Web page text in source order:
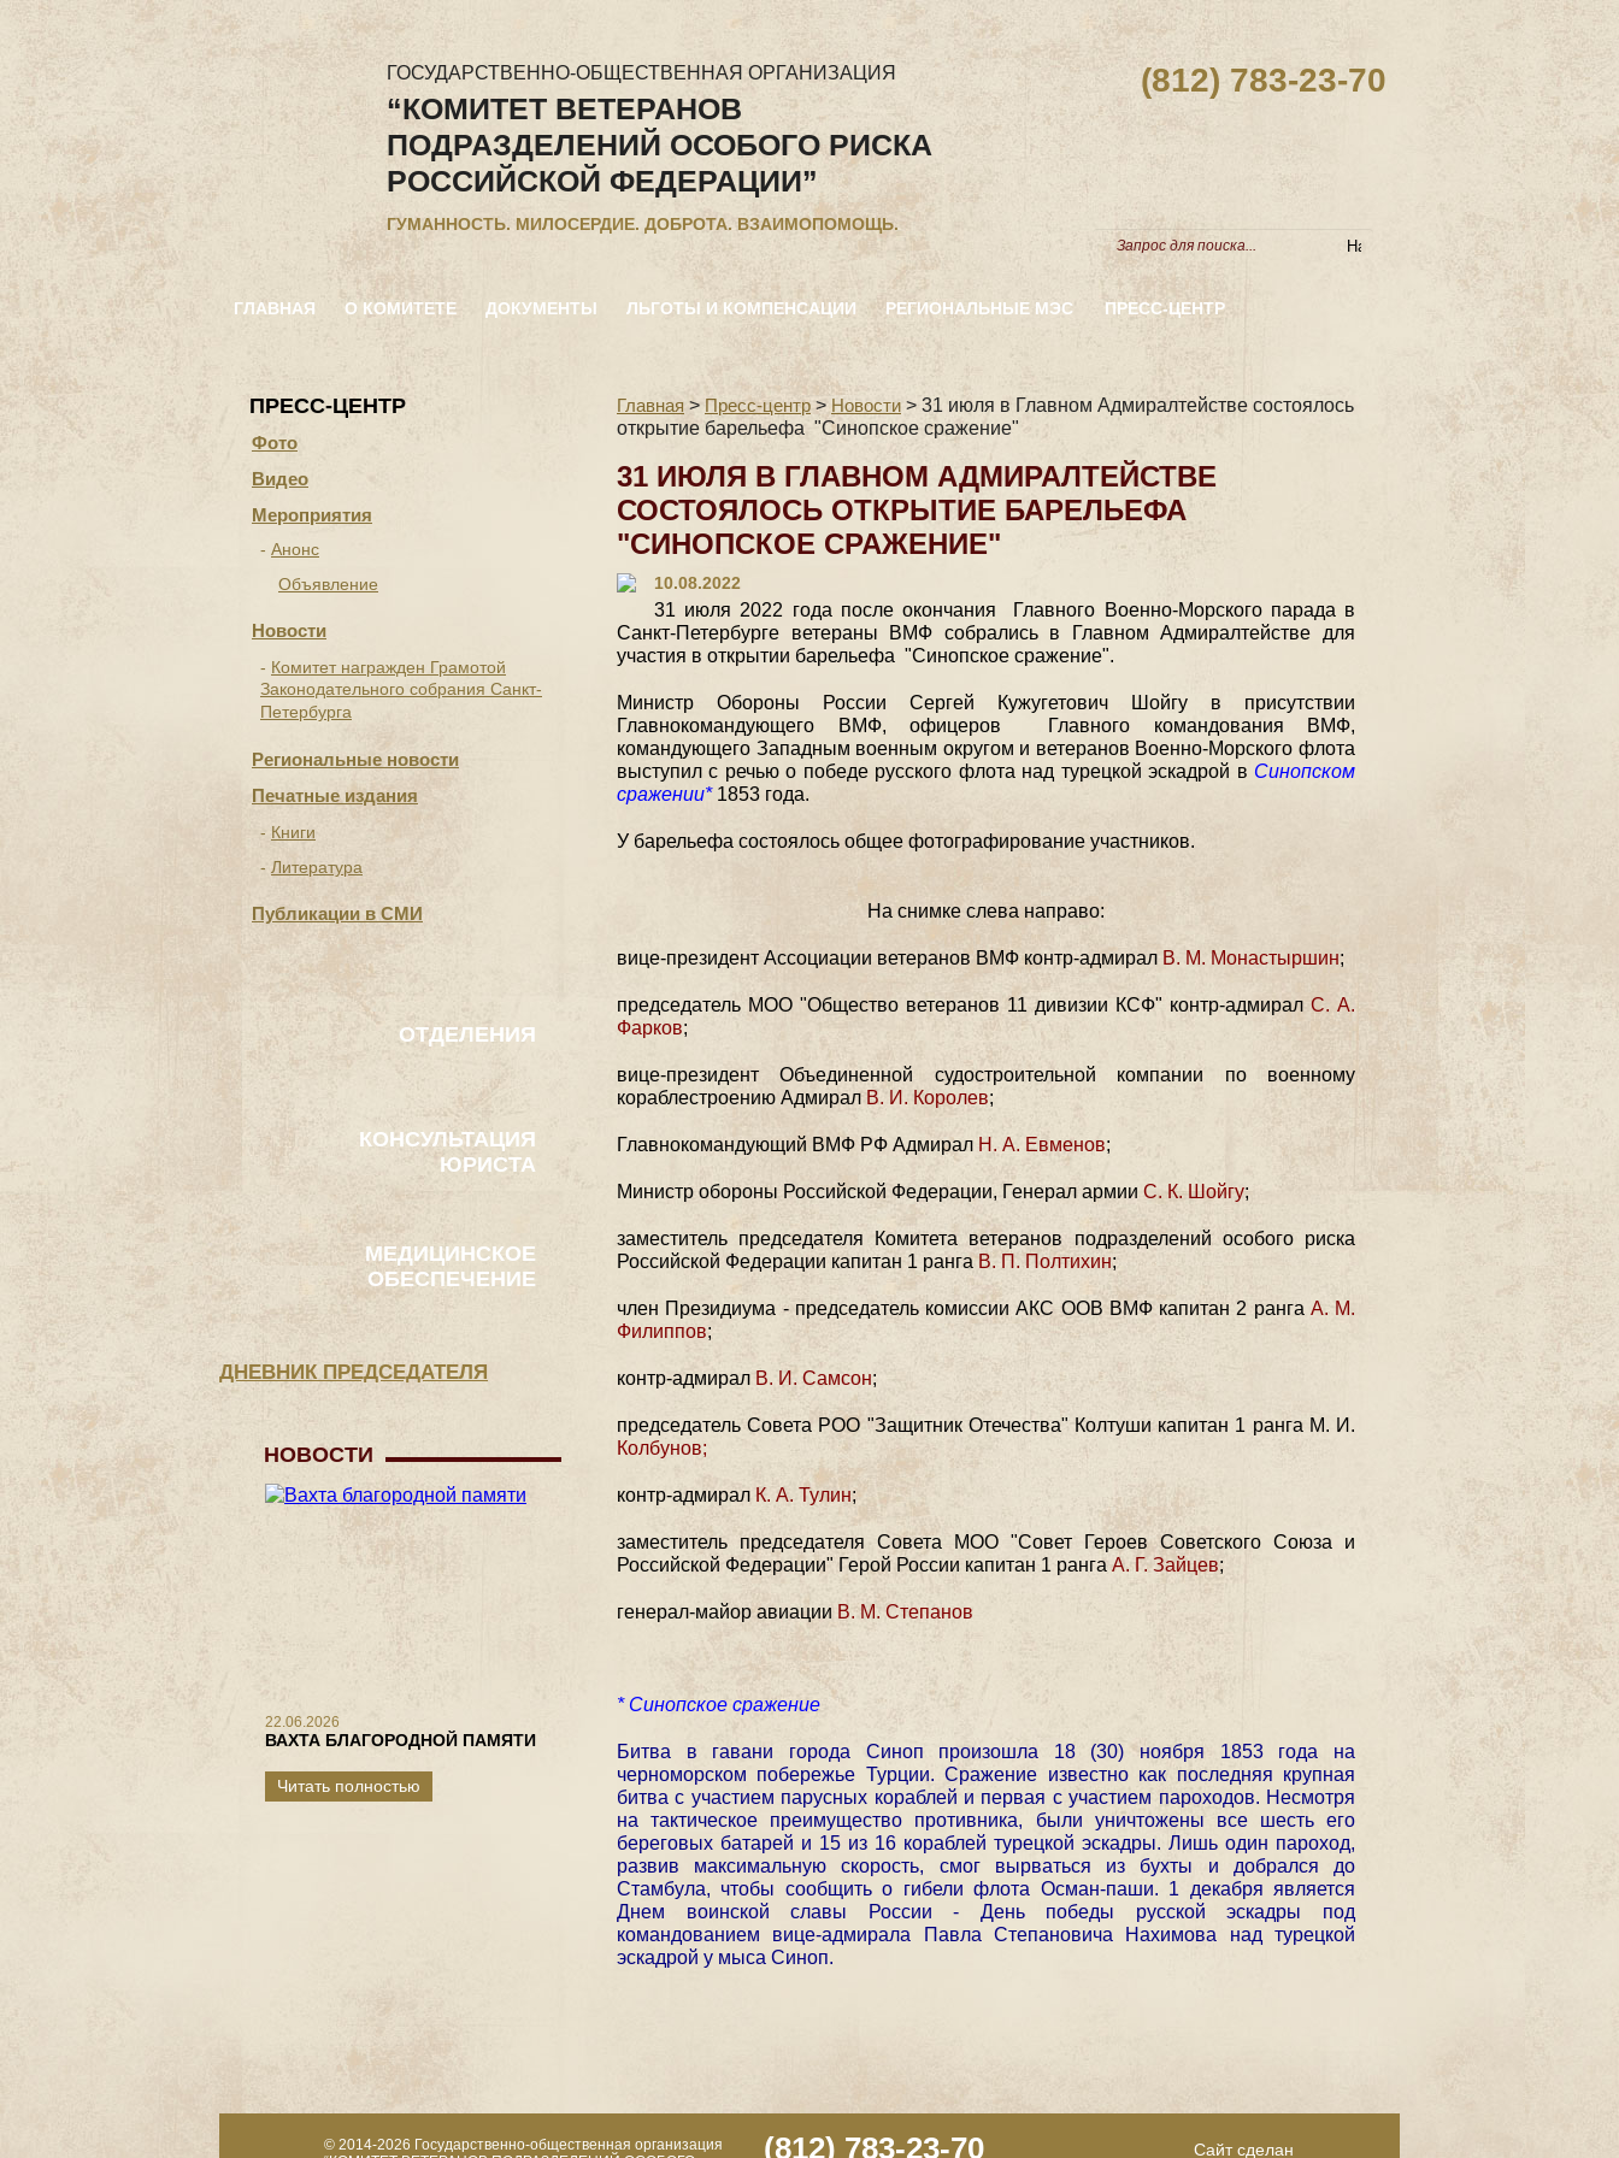
ГОСУДАРСТВЕННО-ОБЩЕСТВЕННАЯ ОРГАНИЗАЦИЯ
“КОМИТЕТ ВЕТЕРАНОВ
ПОДРАЗДЕЛЕНИЙ ОСОБОГО РИСКА
РОССИЙСКОЙ ФЕДЕРАЦИИ”
ГУМАННОСТЬ. МИЛОСЕРДИЕ. ДОБРОТА. ВЗАИМОПОМОЩЬ.
(812) 783-23-70
ГЛАВНАЯ О КОМИТЕТЕ ДОКУМЕНТЫ ЛЬГОТЫ И КОМПЕНСАЦИИ РЕГИОНАЛЬНЫЕ МЭС ПРЕСС-ЦЕНТР
ПРЕСС-ЦЕНТР
Фото
Видео
Мероприятия
Анонс
Объявление
Новости
Комитет награжден Грамотой
Законодательного собрания Санкт-
Петербурга
Региональные новости
Печатные издания
Книги
Литература
Публикации в СМИ
ОТДЕЛЕНИЯ
КОНСУЛЬТАЦИЯ
ЮРИСТА
МЕДИЦИНСКОЕ
ОБЕСПЕЧЕНИЕ
ДНЕВНИК ПРЕДСЕДАТЕЛЯ
НОВОСТИ
22.06.2026
ВАХТА БЛАГОРОДНОЙ ПАМЯТИ
Читать полностью
Главная > Пресс-центр > Новости > 31 июля в Главном Адмиралтействе состоялось
открытие барельефа "Синопское сражение"
31 ИЮЛЯ В ГЛАВНОМ АДМИРАЛТЕЙСТВЕ
СОСТОЯЛОСЬ ОТКРЫТИЕ БАРЕЛЬЕФА
"СИНОПСКОЕ СРАЖЕНИЕ"
10.08.2022
31 июля 2022 года после окончания Главного Военно-Морского парада в
Санкт-Петербурге ветераны ВМФ собрались в Главном Адмиралтействе для
участия в открытии барельефа "Синопское сражение".
Министр Обороны России Сергей Кужугетович Шойгу в присутствии
Главнокомандующего ВМФ, офицеров Главного командования ВМФ,
командующего Западным военным округом и ветеранов Военно-Морского флота
выступил с речью о победе русского флота над турецкой эскадрой в Синопском
сражении*1853 года.
У барельефа состоялось общее фотографирование участников.
На снимке слева направо:
вице-президент Ассоциации ветеранов ВМФ контр-адмирал В. М. Монастыршин;
председатель МОО "Общество ветеранов 11 дивизии КСФ" контр-адмирал С. А.
Фарков;
вице-президент Объединенной судостроительной компании по военному
кораблестроению Адмирал В. И. Королев;
Главнокомандующий ВМФ РФ Адмирал Н. А. Евменов;
Министр обороны Российской Федерации, Генерал армии С. К. Шойгу;
заместитель председателя Комитета ветеранов подразделений особого риска
Российской Федерации капитан 1 рангаВ. П. Полтихин;
член Президиума - председатель комиссии АКС ООВ ВМФ капитан 2 ранга А. М.
Филиппов;
контр-адмирал В. И. Самсон;
председатель Совета РОО "Защитник Отечества" Колтуши капитан 1 ранга М. И.
Колбунов;
контр-адмирал К. А. Тулин;
заместитель председателя Совета МОО "Совет Героев Советского Союза и
Российской Федерации" Герой России капитан 1 рангаА. Г. Зайцев;
генерал-майор авиации В. М. Степанов
* Синопское сражение
Битва в гавани города Синоп произошла 18 (30) ноября 1853 года на
черноморском побережье Турции. Сражение известно как последняя крупная
битва с участием парусных кораблей и первая с участием пароходов. Несмотря
на тактическое преимущество противника, были уничтожены все шесть его
береговых батарей и 15 из 16 кораблей турецкой эскадры. Лишь один пароход,
развив максимальную скорость, смог вырваться из бухты и добрался до
Стамбула, чтобы сообщить о гибели флота Осман-паши. 1 декабря является
Днем воинской славы России - День победы русской эскадры под
командованием вице-адмирала Павла Степановича Нахимова над турецкой
эскадрой у мыса Синоп.
© 2014-2026 Государственно-общественная организация
(812) 783-23-70 Сайт сделан